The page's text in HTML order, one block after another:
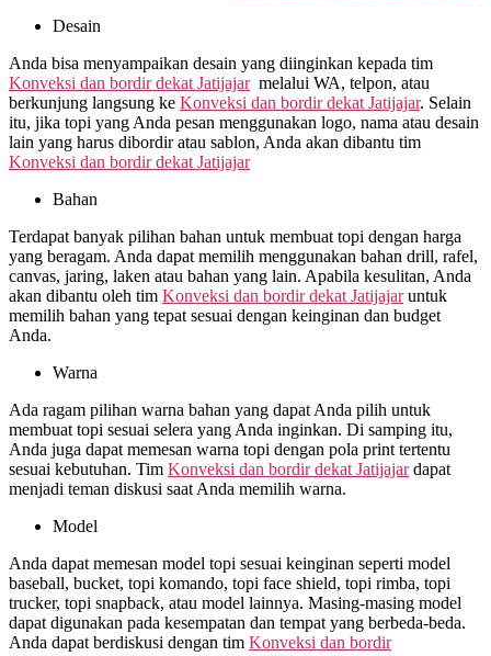
Desain
Anda bisa menyampaikan desain yang diinginkan kepada tim
Konveksi dan bordir dekat Jatijajarmelalui WA, telpon, atau
berkunjung langsung ke Konveksi dan bordir dekat Jatijajar. Selain
itu, jika topi yang Anda pesan menggunakan logo, nama atau desain
lain yang harus dibordir atau sablon, Anda akan dibantu tim
Konveksi dan bordir dekat Jatijajar
Bahan
Terdapat banyak pilihan bahan untuk membuat topi dengan harga
yang beragam. Anda dapat memilih menggunakan bahan drill, rafel,
canvas, jaring, laken atau bahan yang lain. Apabila kesulitan, Anda
akan dibantu oleh tim Konveksi dan bordir dekat Jatijajaruntuk
memilih bahan yang tepat sesuai dengan keinginan dan budget
Anda.
Warna
Ada ragam pilihan warna bahan yang dapat Anda pilih untuk
membuat topi sesuai selera yang Anda inginkan. Di samping itu,
Anda juga dapat memesan warna topi dengan pola print tertentu
sesuai kebutuhan. Tim Konveksi dan bordir dekat Jatijajardapat
menjadi teman diskusi saat Anda memilih warna.
Model
Anda dapat memesan model topi sesuai keinginan seperti model
baseball, bucket, topi komando, topi face shield, topi rimba, topi
trucker, topi snapback, atau model lainnya. Masing-masing model
dapat digunakan pada kesempatan dan tempat yang berbeda-beda.
Anda dapat berdiskusi dengan tim Konveksi dan bordir